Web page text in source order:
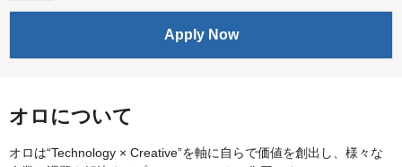
Apply Now
オロについて
オロは“Technology × Creative”を軸に自らで価値を創出し、様々な